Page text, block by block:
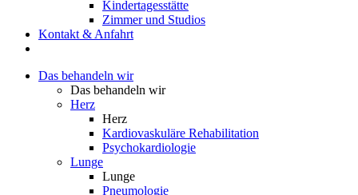
Kindertagesstätte
Zimmer und Studios
Kontakt & Anfahrt
Das behandeln wir
Das behandeln wir
Herz
Herz
Kardiovaskuläre Rehabilitation
Psychokardiologie
Lunge
Lunge
Pneumologie